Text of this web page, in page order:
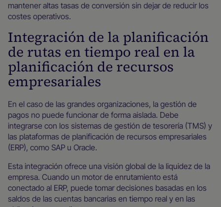
mantener altas tasas de conversión sin dejar de reducir los
costes operativos.
Integración de la planificación
de rutas en tiempo real en la
planificación de recursos
empresariales
En el caso de las grandes organizaciones, la gestión de
pagos no puede funcionar de forma aislada. Debe
integrarse con los sistemas de gestión de tesorería (TMS) y
las plataformas de planificación de recursos empresariales
(ERP), como SAP u Oracle.
Esta integración ofrece una visión global de la liquidez de la
empresa. Cuando un motor de enrutamiento está
conectado al ERP, puede tomar decisiones basadas en los
saldos de las cuentas bancarias en tiempo real y en las